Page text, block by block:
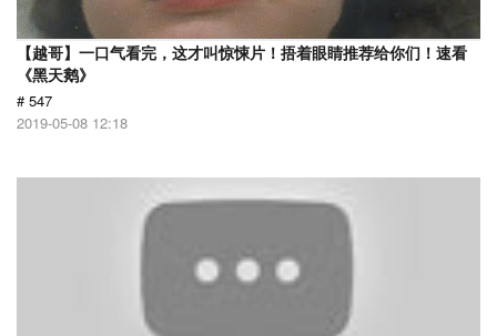
【越哥】一口气看完，这才叫惊悚片！捂着眼睛推荐给你们！速看
《黑天鹅》
# 547
2019-05-08 12:18